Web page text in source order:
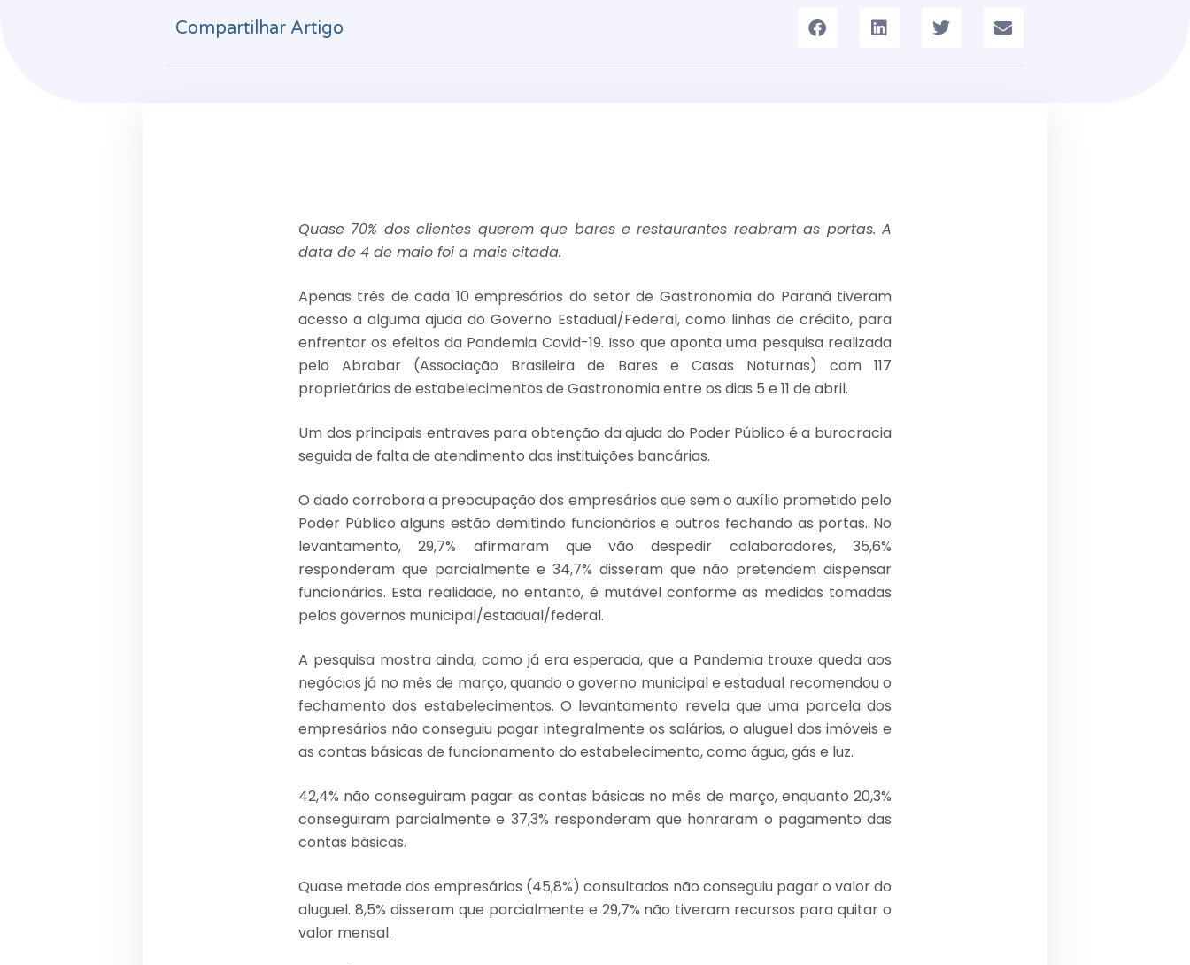
Compartilhar Artigo
Quase 70% dos clientes querem que bares e restaurantes reabram as portas. A
data de 4 de maio foi a mais citada.
Apenas três de cada 10 empresários do setor de Gastronomia do Paraná tiveram
acesso a alguma ajuda do Governo Estadual/Federal, como linhas de crédito, para
enfrentar os efeitos da Pandemia Covid-19. Isso que aponta uma pesquisa realizada
pelo Abrabar (Associação Brasileira de Bares e Casas Noturnas) com 117
proprietários de estabelecimentos de Gastronomia entre os dias 5 e 11 de abril.
Um dos principais entraves para obtenção da ajuda do Poder Público é a burocracia
seguida de falta de atendimento das instituições bancárias.
O dado corrobora a preocupação dos empresários que sem o auxílio prometido pelo
Poder Público alguns estão demitindo funcionários e outros fechando as portas. No
levantamento, 29,7% afirmaram que vão despedir colaboradores, 35,6%
responderam que parcialmente e 34,7% disseram que não pretendem dispensar
funcionários. Esta realidade, no entanto, é mutável conforme as medidas tomadas
pelos governos municipal/estadual/federal.
A pesquisa mostra ainda, como já era esperada, que a Pandemia trouxe queda aos
negócios já no mês de março, quando o governo municipal e estadual recomendou o
fechamento dos estabelecimentos. O levantamento revela que uma parcela dos
empresários não conseguiu pagar integralmente os salários, o aluguel dos imóveis e
as contas básicas de funcionamento do estabelecimento, como água, gás e luz.
42,4% não conseguiram pagar as contas básicas no mês de março, enquanto 20,3%
conseguiram parcialmente e 37,3% responderam que honraram o pagamento das
contas básicas.
Quase metade dos empresários (45,8%) consultados não conseguiu pagar o valor do
aluguel. 8,5% disseram que parcialmente e 29,7% não tiveram recursos para quitar o
valor mensal.